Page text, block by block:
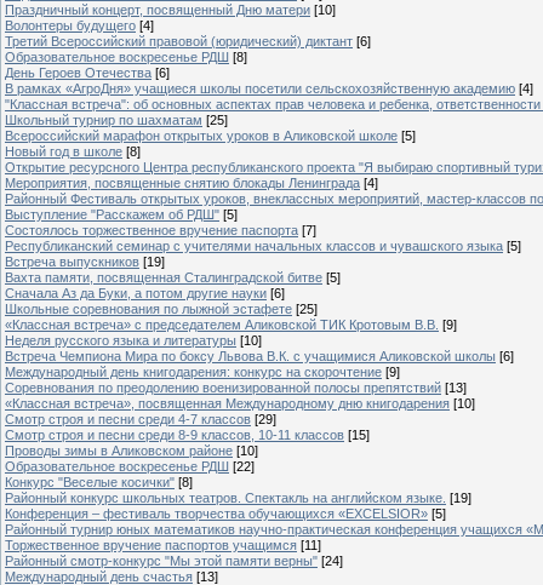
Праздничный концерт, посвященный Дню матери [10]
Волонтеры будущего [4]
Третий Всероссийский правовой (юридический) диктант [6]
Образовательное воскресенье РДШ [8]
День Героев Отечества [6]
В рамках «АгроДня» учащиеся школы посетили сельскохозяйственную академию [4]
"Классная встреча": об основных аспектах прав человека и ребенка,
Школьный турнир по шахматам [25]
Всероссийский марафон открытых уроков в Аликовской школе [5]
Новый год в школе [8]
Открытие ресурсного Центра республиканского проекта "Я выбираю спортивный
Мероприятия, посвященные снятию блокады Ленинграда [4]
Районный Фестиваль открытых уроков, внеклассных мероприятий, мастер-классов
Выступление "Расскажем об РДШ" [5]
Состоялось торжественное вручение паспорта [7]
Республиканский семинар с учителями начальных классов и чувашского языка [5]
Встреча выпускников [19]
Вахта памяти, посвященная Сталинградской битве [5]
Сначала Аз да Буки, а потом другие науки [6]
Школьные соревнования по лыжной эстафете [25]
«Классная встреча» с председателем Аликовской ТИК Кротовым В.В. [9]
Неделя русского языка и литературы [10]
Встреча Чемпиона Мира по боксу Львова В.К. с учащимися Аликовской школы [6]
Международный день книгодарения: конкурс на скорочтение [9]
Cоревнования по преодолению военизированной полосы препятствий [13]
«Классная встреча», посвященная Международному дню книгодарения [10]
Смотр строя и песни среди 4-7 классов [29]
Смотр строя и песни среди 8-9 классов, 10-11 классов [15]
Проводы зимы в Аликовском районе [10]
Образовательное воскресенье РДШ [22]
Конкурс "Веселые косички" [8]
Районный конкурс школьных театров. Спектакль на английском языке. [19]
Конференция – фестиваль творчества обучающихся «EXCELSIOR» [5]
Районный турнир юных математиков научно-практическая конференция учащихся
Торжественное вручение паспортов учащимся [11]
Районный смотр-конкурс "Мы этой памяти верны" [24]
Международный день счастья [13]